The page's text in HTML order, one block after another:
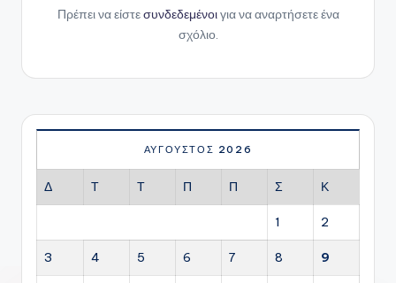
Πρέπει να είστεσυνδεδεμένοιγια να αναρτήσετε ένα
σχόλιο.
ΑΎΓΟΥΣΤΟΣ 2026
Δ Τ Τ Π Π Σ Κ
1 2
3 4 5 6 7 8 9